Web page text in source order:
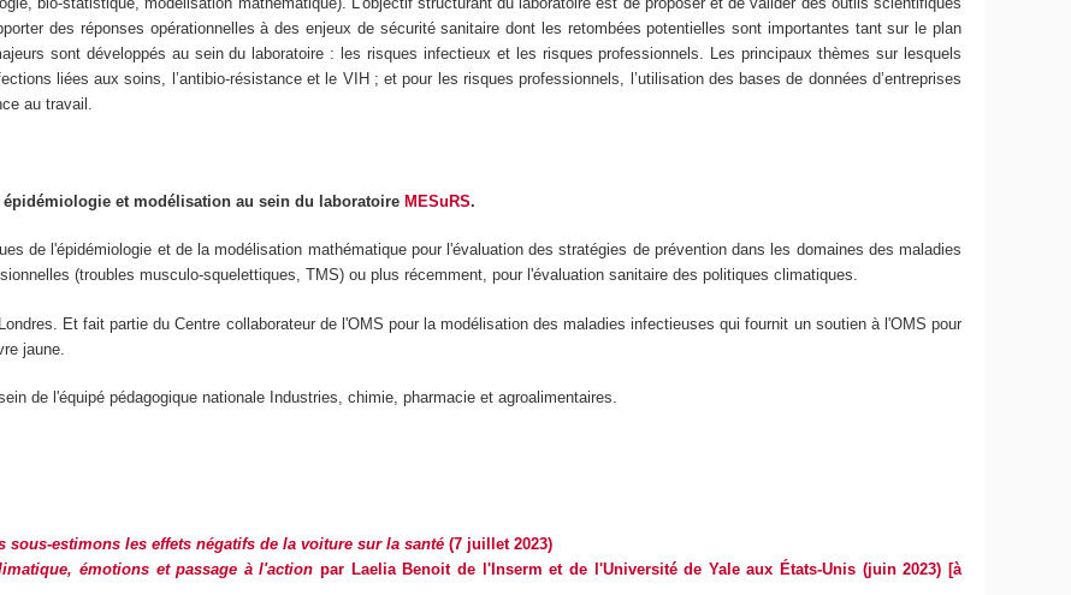
des réponses opérationnelles à des enjeux de sécurité sanitaire dont les retombées potentielles sont importantes tant sur le plan
sont développés au sein du laboratoire : les risques infectieux et les risques professionnels. Les principaux thèmes sur lesquels
liées aux soins, l’antibio-résistance et le VIH ; et pour les risques professionnels, l’utilisation des bases de données d’entreprises
au travail.
épidémiologie et modélisation au sein du laboratoire MESuRS.
de l'épidémiologie et de la modélisation mathématique pour l'évaluation des stratégies de prévention dans les domaines des maladies
(troubles musculo-squelettiques, TMS) ou plus récemment, pour l'évaluation sanitaire des politiques climatiques.
Et fait partie du Centre collaborateur de l'OMS pour la modélisation des maladies infectieuses qui fournit un soutien à l'OMS pour
jaune.
de l'équipé pédagogique nationale Industries, chimie, pharmacie et agroalimentaires.
sous-estimons les effets négatifs de la voiture sur la santé(7 juillet 2023)
émotions et passage à l'action par Laelia Benoit de l'Inserm et de l'Université de Yale aux États-Unis (juin 2023) [à